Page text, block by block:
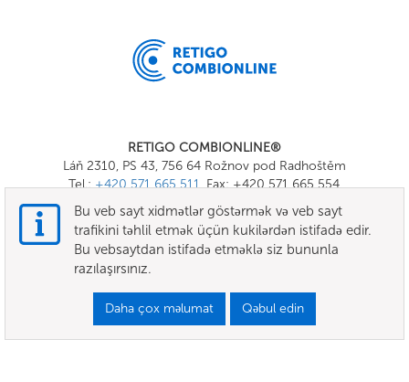
RETIGO COMBIONLINE®
Láň 2310, PS 43, 756 64 Rožnov pod Radhoštěm
Tel.:+420 571 665 511, Fax: +420 571 665 554
E-mail: info@combionline.com
ŞƏRTLƏR VƏ QAYDALAR
Bu veb sayt xidmətlər göstərmək və veb sayt
trafikini təhlil etmək üçün kukilərdən istifadə edir.
Bu vebsaytdan istifadə etməklə siz bununla
razılaşırsınız.
Daha çox məlumat Qəbul edin